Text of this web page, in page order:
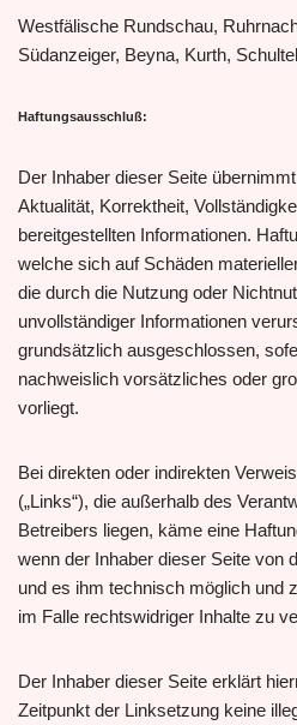
Westfälische Rundschau,
Südanzeiger, Beyna, Kurth,
Haftungsausschluß:
Der Inhaber dieser Seite
Aktualität, Korrektheit,
bereitgestellten Informationen.
welche sich auf Schäden
die durch die Nutzung oder
unvollständiger Informationen
grundsätzlich ausgeschlossen,
nachweislich vorsätzliches oder
vorliegt.
Bei direkten oder indirekten
(„Links“), die außerhalb des
Betreibers liegen, käme eine
wenn der Inhaber dieser Seite von
und es ihm technisch möglich und
im Falle rechtswidriger Inhalte zu
Der Inhaber dieser Seite erklärt
Zeitpunkt der Linksetzung keine